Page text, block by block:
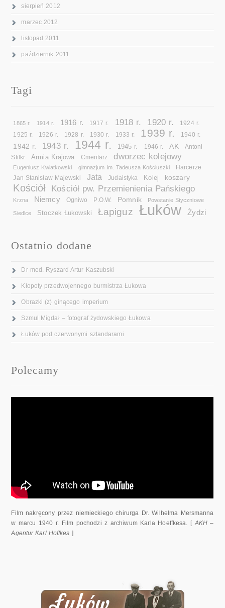
sierpień 2012
marzec 2012
listopad 2011
październik 2011
Tagi
1865 r. 1914 r. 1916 r. 1917 r. 1918 r. 1920 r. 1924 r.
1925 r. 1926 r. 1928 r. 1930 r. 1933 r. 1939 r. 1940 r.
1942 r. 1943 r. 1944 r. 1945 r. 1946 r. AK
Antoni
Stilkr
Armia Krajowa Cmentarz dworzec kolejowy
Eugeniusz Kwiatkowski gimnazjum im. Tadeusza Kościuszki Harcerze
Jan Stanisław Majewski Jata Judaistyka Kolej koszary
Kościół Kościół pw. Przemienienia Pańskiego
Krzna Niemcy Ogniwo P.O.W. Pomnik Powstanie Styczniowe
Siedlce Stoczek Łukowski Łapiguz Łuków Żydzi
Ostatnio dodane
Dr med. Ryszard Artur Kaszubski
Kłopoty przedwojennego burmistrza Łukowa
Obrazki (z) ginącego imperium
Szmul Migdał – fotograf żydowskiego Łukowa
Łuków pod czerwonymi sztandarami
Polecamy
Film nakręcony przez niemieckiego chirurga Dr. Wilhelma Mersmanna
w marcu 1940 r. Film pochodzi z archiwum Karla Hoeffkesa. [AKH –
Agentur Karl Hoffkes ]